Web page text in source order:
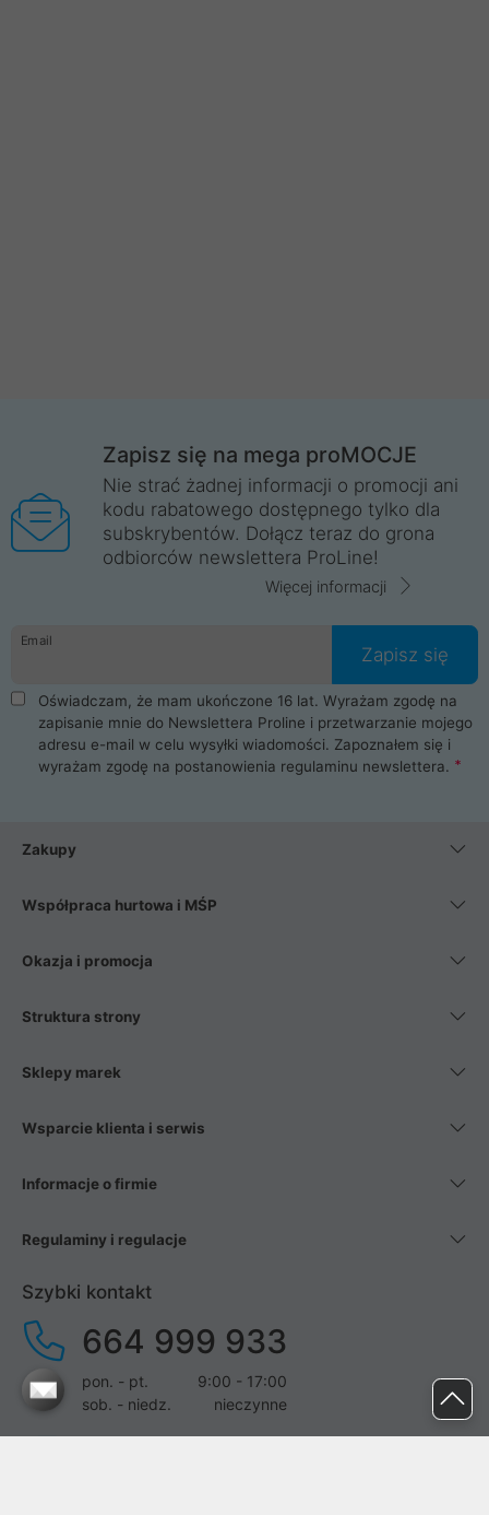
Zapisz się na mega proMOCJE
Nie strać żadnej informacji o promocji ani
kodu rabatowego dostępnego tylko dla
subskrybentów. Dołącz teraz do grona
odbiorców newslettera ProLine!
Więcej informacji
Email
Zapisz się
Oświadczam, że mam ukończone 16 lat. Wyrażam zgodę na
zapisanie mnie do Newslettera Proline i przetwarzanie mojego
adresu e-mail w celu wysyłki wiadomości. Zapoznałem się i
wyrażam zgodę na postanowienia regulaminu newslettera.
Zakupy
Współpraca hurtowa i MŚP
Okazja i promocja
Struktura strony
Sklepy marek
Wsparcie klienta i serwis
Informacje o firmie
Regulaminy i regulacje
Szybki kontakt
664 999 933
pon. - pt.
9:00 - 17:00
sob. - niedz.
nieczynne